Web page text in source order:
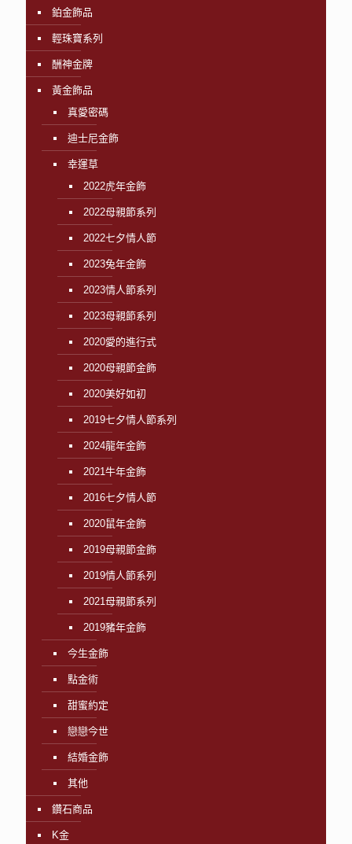
鉑金飾品
輕珠寶系列
酬神金牌
黃金飾品
真愛密碼
迪士尼金飾
幸運草
2022虎年金飾
2022母親節系列
2022七夕情人節
2023兔年金飾
2023情人節系列
2023母親節系列
2020愛的進行式
2020母親節金飾
2020美好如初
2019七夕情人節系列
2024龍年金飾
2021牛年金飾
2016七夕情人節
2020鼠年金飾
2019母親節金飾
2019情人節系列
2021母親節系列
2019豬年金飾
今生金飾
點金術
甜蜜約定
戀戀今世
結婚金飾
其他
鑽石商品
K金